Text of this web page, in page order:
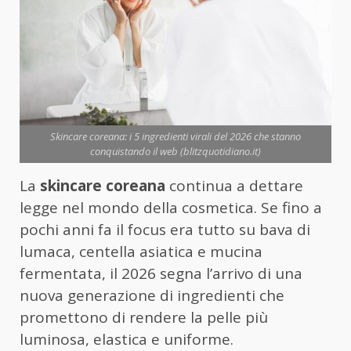
Skincare coreana: i 5 ingredienti virali del 2026 che stanno
conquistando il web (blitzquotidiano.it)
La skincare coreana continua a dettare
legge nel mondo della cosmetica. Se fino a
pochi anni fa il focus era tutto su bava di
lumaca, centella asiatica e mucina
fermentata, il 2026 segna l’arrivo di una
nuova generazione di ingredienti che
promettono di rendere la pelle più
luminosa, elastica e uniforme.